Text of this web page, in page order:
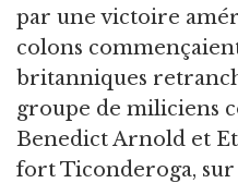
par une victoire
colons
britanniques
groupe de miliciens
Benedict Arnold et
fort Ticonderoga, sur